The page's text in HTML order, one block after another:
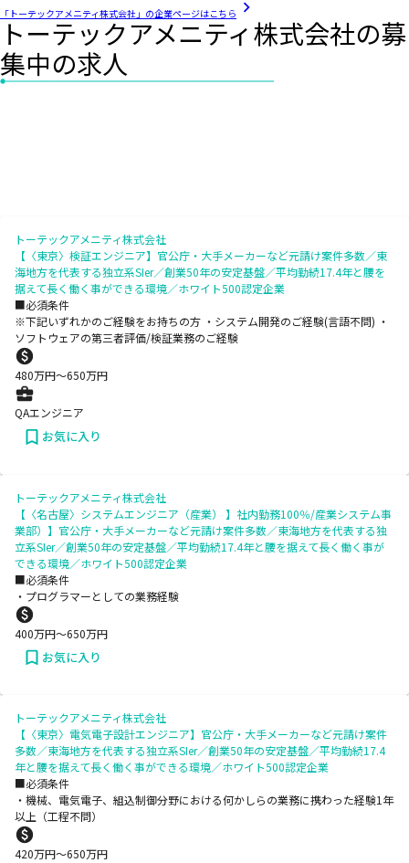
「トーテックアメニティ株式会社」の企業ページはこちら
トーテックアメニティ株式会社の募
集中の求人
トーテックアメニティ株式会社
【〈東京〉検証エンジニア】官公庁・大手メーカーなど元請け案件多数／東
海地方を代表する独立系SIer／創業50年の安定基盤／平均勤続17.4年と腰を
据えて長く働く事ができる環境／ホワイト500認定企業
■必須条件
※下記いずれかのご経験をお持ちの方 ・システム開発のご経験(言語不問) ・
ソフトウェアの第三者評価/検証業務のご経験
480万円〜650万円
QAエンジニア
お気に入り
トーテックアメニティ株式会社
【〈名古屋〉システムエンジニア（産業） 】社内勤務100％/産業システム事
業部）】官公庁・大手メーカーなど元請け案件多数／東海地方を代表する独
立系SIer／創業50年の安定基盤／平均勤続17.4年と腰を据えて長く働く事が
できる環境／ホワイト500認定企業
■必須条件
・プログラマーとしての業務経験
400万円〜650万円
お気に入り
トーテックアメニティ株式会社
【〈東京〉電気電子設計エンジニア】官公庁・大手メーカーなど元請け案件
多数／東海地方を代表する独立系SIer／創業50年の安定基盤／平均勤続17.4
年と腰を据えて長く働く事ができる環境／ホワイト500認定企業
■必須条件
・機械、電気電子、組込制御分野における何かしらの業務に携わった経験1年
以上（工程不問）
420万円〜650万円